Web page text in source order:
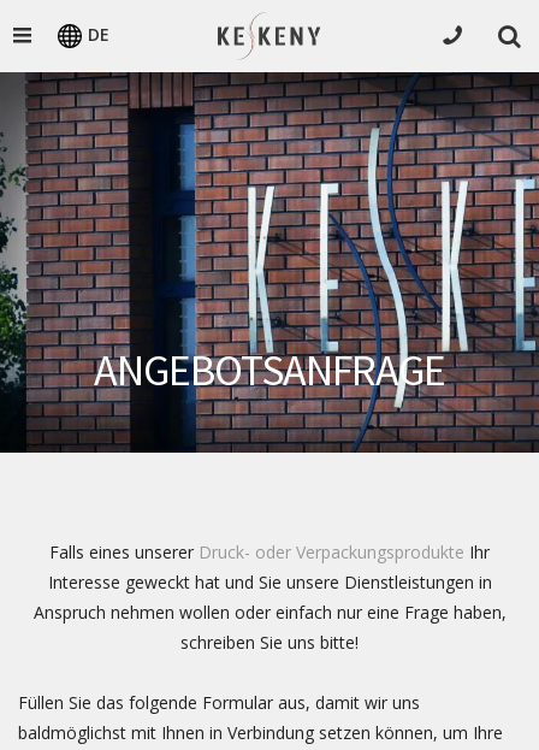
DE
ANGEBOTSANFRAGE
Falls eines unserer Druck- oder Verpackungsprodukte Ihr
Interesse geweckt hat und Sie unsere Dienstleistungen in
Anspruch nehmen wollen oder einfach nur eine Frage haben,
schreiben Sie uns bitte!
Füllen Sie das folgende Formular aus, damit wir uns
baldmöglichst mit Ihnen in Verbindung setzen können, um Ihre